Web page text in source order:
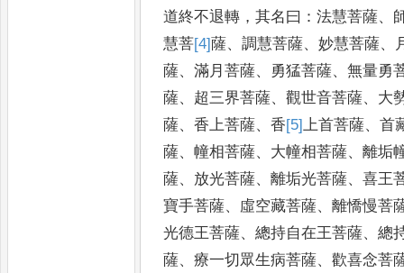
道終不退轉 ，其名曰 ：法慧菩薩、
慧菩[4] 薩、調慧菩薩、妙慧菩薩、
薩、滿月菩薩、 勇猛菩薩、無量勇
薩、 超三界菩薩、觀世音菩薩、 大
薩、香上菩薩、香[5]上首菩薩、首
薩、幢相菩薩、 大幢相菩薩、離垢
薩、 放光菩薩、離垢光菩薩、喜王
寶手菩薩、 虛空藏菩薩、離憍慢菩
光德王菩薩、總持自在王菩薩、總
薩、療一切眾生病菩薩、歡喜念菩